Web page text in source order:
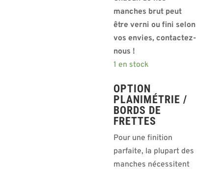
manches brut peut
être verni ou fini selon
vos envies, contactez-
nous !
1 en stock
OPTION
PLANIMÉTRIE /
BORDS DE
FRETTES
Pour une finition
parfaite, la plupart des
manches nécessitent